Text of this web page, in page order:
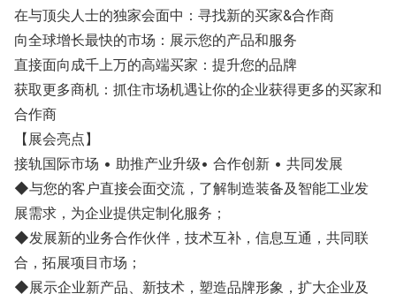
在与顶尖人士的独家会面中：寻找新的买家&合作商
向全球增长最快的市场：展示您的产品和服务
直接面向成千上万的高端买家：提升您的品牌
获取更多商机：抓住市场机遇让你的企业获得更多的买家和
合作商
【展会亮点】
接轨国际市场 • 助推产业升级• 合作创新 • 共同发展
◆与您的客户直接会⾯交流，了解制造装备及智能工业发
展需求，为企业提供定制化服务；
◆发展新的业务合作伙伴，技术互补，信息互通，共同联
合，拓展项⽬市场；
◆展示企业新产品、新技术，塑造品牌形象，扩⼤企业及